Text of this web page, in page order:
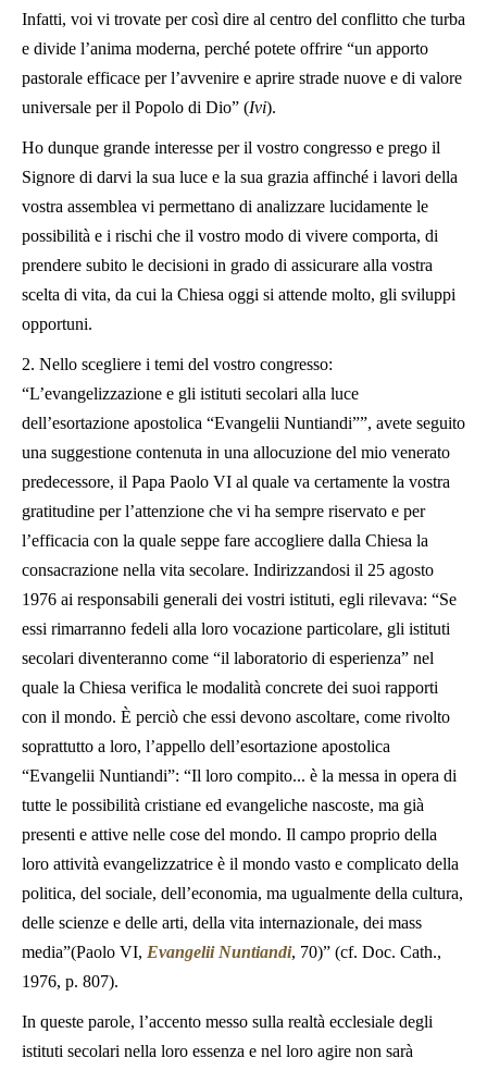
Infatti, voi vi trovate per così dire al centro del conflitto che turba
e divide l’anima moderna, perché potete offrire “un apporto
pastorale efficace per l’avvenire e aprire strade nuove e di valore
universale per il Popolo di Dio” (Ivi).
Ho dunque grande interesse per il vostro congresso e prego il
Signore di darvi la sua luce e la sua grazia affinché i lavori della
vostra assemblea vi permettano di analizzare lucidamente le
possibilità e i rischi che il vostro modo di vivere comporta, di
prendere subito le decisioni in grado di assicurare alla vostra
scelta di vita, da cui la Chiesa oggi si attende molto, gli sviluppi
opportuni.
2. Nello scegliere i temi del vostro congresso:
“L’evangelizzazione e gli istituti secolari alla luce
dell’esortazione apostolica “Evangelii Nuntiandi””, avete seguito
una suggestione contenuta in una allocuzione del mio venerato
predecessore, il Papa Paolo VI al quale va certamente la vostra
gratitudine per l’attenzione che vi ha sempre riservato e per
l’efficacia con la quale seppe fare accogliere dalla Chiesa la
consacrazione nella vita secolare. Indirizzandosi il 25 agosto
1976 ai responsabili generali dei vostri istituti, egli rilevava: “Se
essi rimarranno fedeli alla loro vocazione particolare, gli istituti
secolari diventeranno come “il laboratorio di esperienza” nel
quale la Chiesa verifica le modalità concrete dei suoi rapporti
con il mondo. È perciò che essi devono ascoltare, come rivolto
soprattutto a loro, l’appello dell’esortazione apostolica
“Evangelii Nuntiandi”: “Il loro compito... è la messa in opera di
tutte le possibilità cristiane ed evangeliche nascoste, ma già
presenti e attive nelle cose del mondo. Il campo proprio della
loro attività evangelizzatrice è il mondo vasto e complicato della
politica, del sociale, dell’economia, ma ugualmente della cultura,
delle scienze e delle arti, della vita internazionale, dei mass
media”(Paolo VI, Evangelii Nuntiandi, 70)” (cf. Doc. Cath.,
1976, p. 807).
In queste parole, l’accento messo sulla realtà ecclesiale degli
istituti secolari nella loro essenza e nel loro agire non sarà